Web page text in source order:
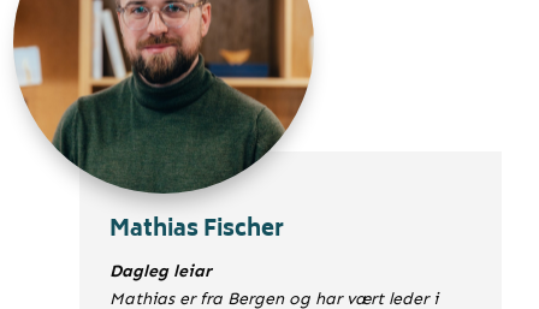
Mathias Fischer
Dagleg leiar
Mathias er fra Bergen og har vært leder i